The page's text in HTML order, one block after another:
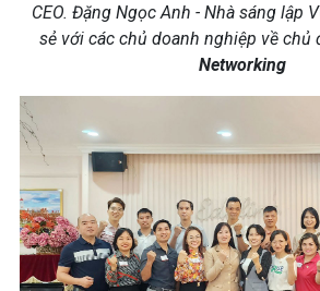
CEO. Đặng Ngọc Anh - Nhà sáng lập
sẻ với các chủ doanh nghiệp về chủ
Networking